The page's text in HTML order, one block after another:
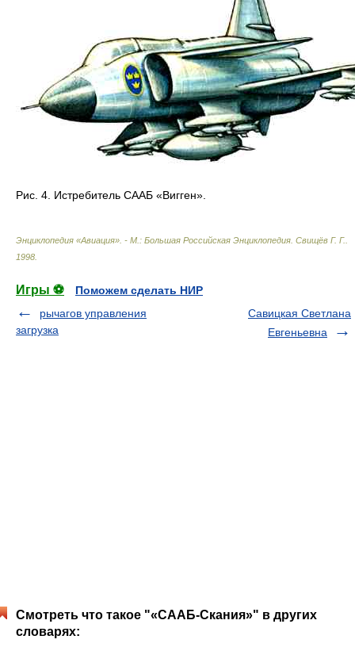
Рис. 4. Истребитель СААБ «Вигген».
Энциклопедия «Авиация». - М.: Большая Российская Энциклопедия Свищёв Г. Г.
1998
Игры ⚽
Поможем сделать НИР
рычагов управления
загрузка
Савицкая Светлана
Евгеньевна
Смотреть что такое "«СААБ-Скания»" в других
словарях: